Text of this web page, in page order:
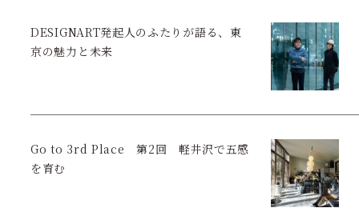
DESIGNART発起人のふたりが語る、東
京の魅力と未来
Go to 3rd Place 第2回 軽井沢で五感
を育む